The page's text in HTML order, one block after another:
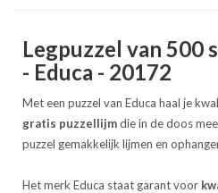
Legpuzzel van 500
- Educa - 20172
Met een puzzel van Educa haal je
gratis puzzellijmdie in de doos
puzzel gemakkelijk lijmen en
Het merk Educa staat garant voor